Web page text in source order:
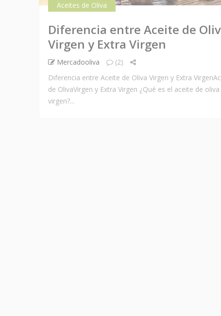
Aceites de Oliva
Diferencia entre Aceite de
Virgen y Extra Virgen
Mercadooliva
(2)
Diferencia entre Aceite de Oliva Virgen y Extra
de OlivaVirgen y Extra Virgen ¿Qué es el aceite de oliva
virgen?...